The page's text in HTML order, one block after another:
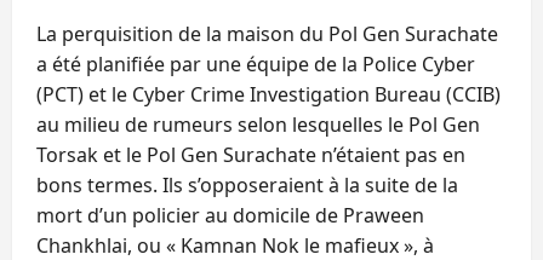
La perquisition de la maison du Pol Gen Surachate
a été planifiée par une équipe de la ️Police Cyber ​​
(PCT) et le Cyber ​​Crime Investigation Bureau (CCIB)
au milieu de rumeurs selon lesquelles le Pol Gen
Torsak et le Pol Gen Surachate n’étaient pas en
bons termes. Ils s’opposeraient à la suite de la
mort d’un policier au domicile de Praween
Chankhlai, ou « Kamnan Nok le mafieux », à